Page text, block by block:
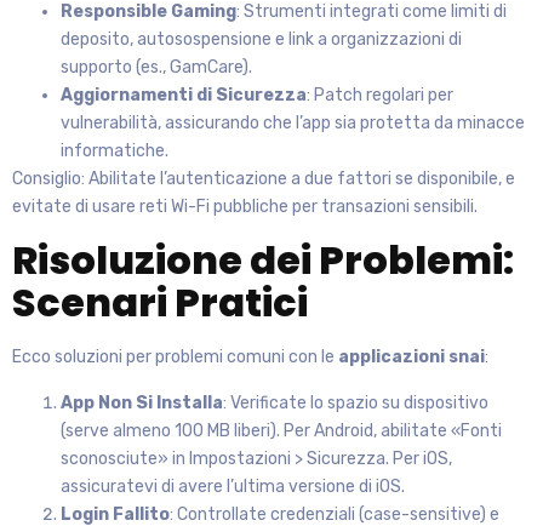
Responsible Gaming: Strumenti integrati come limiti di
deposito, autosospensione e link a organizzazioni di
supporto (es., GamCare).
Aggiornamenti di Sicurezza: Patch regolari per
vulnerabilità, assicurando che l’app sia protetta da minacce
informatiche.
Consiglio: Abilitate l’autenticazione a due fattori se disponibile, e
evitate di usare reti Wi-Fi pubbliche per transazioni sensibili.
Risoluzione dei Problemi:
Scenari Pratici
Ecco soluzioni per problemi comuni con le applicazioni snai:
App Non Si Installa: Verificate lo spazio su dispositivo
(serve almeno 100 MB liberi). Per Android, abilitate «Fonti
sconosciute» in Impostazioni > Sicurezza. Per iOS,
assicuratevi di avere l’ultima versione di iOS.
Login Fallito: Controllate credenziali (case-sensitive) e